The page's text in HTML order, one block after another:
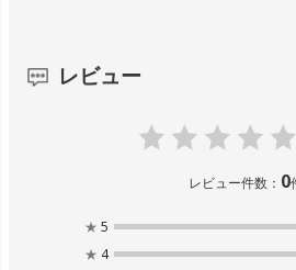
レビュー
レビュー件数： 0
★ 5
★ 4